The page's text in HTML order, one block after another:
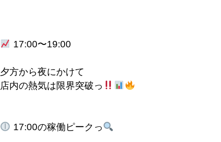
17:00〜19:00
夕方から夜にかけて
店内の熱気は限界突破っ
17:00の稼働ピークっ